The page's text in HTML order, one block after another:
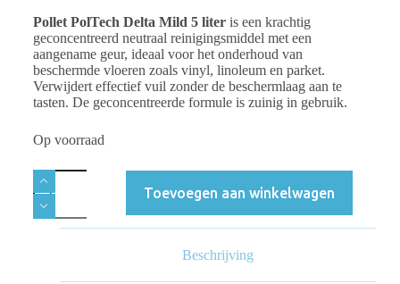
Pollet PolTech Delta Mild 5 literis een krachtig
geconcentreerd neutraal reinigingsmiddel met een
aangename geur, ideaal voor het onderhoud van
beschermde vloeren zoals vinyl, linoleum en parket.
Verwijdert effectief vuil zonder de beschermlaag aan te
tasten. De geconcentreerde formule is zuinig in gebruik.
Op voorraad
Toevoegen aan winkelwagen
Beschrijving